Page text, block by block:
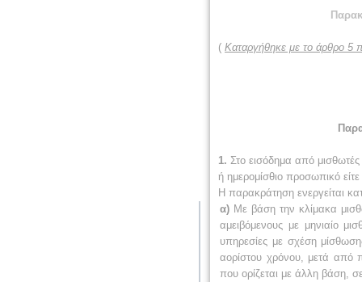
( Καταργήθηκε με το άρθρο 5
1. Στο εισόδημα από
ή ημερομίσθιο προσωπικό
Η παρακράτηση ενεργείται
α) Με βάση την κλίμακα
αμειβόμενους με μηνιαίο
υπηρεσίες με σχέση
αορίστου χρόνου, μετά από
που ορίζεται με άλλη βάση,